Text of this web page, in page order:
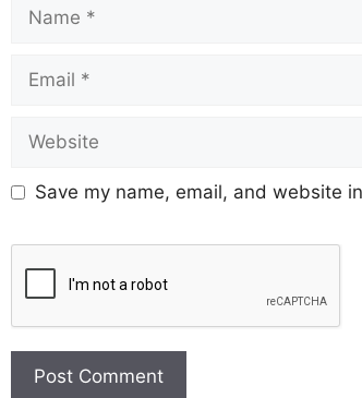
Save my name, email, and website